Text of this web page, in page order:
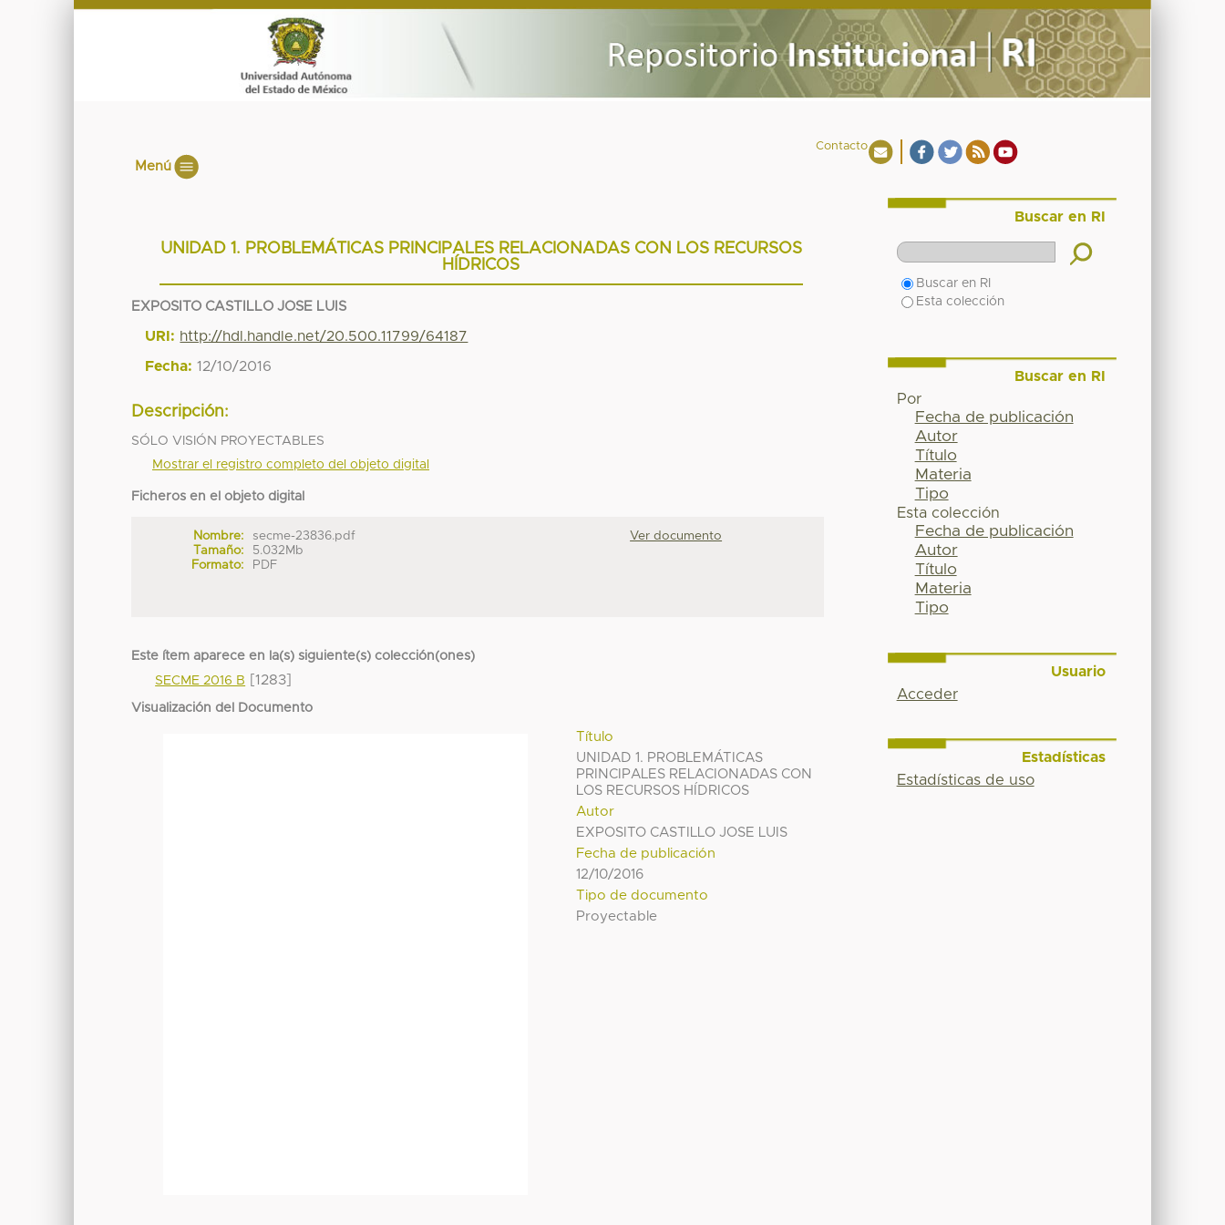
Contacto
Menú
UNIDAD 1. PROBLEMÁTICAS PRINCIPALES RELACIONADAS CON LOS RECURSOS
HÍDRICOS
EXPOSITO CASTILLO JOSE LUIS
URI: http://hdl.handle.net/20.500.11799/64187
Fecha: 12/10/2016
Descripción:
SÓLO VISIÓN PROYECTABLES
Mostrar el registro completo del objeto digital
Ficheros en el objeto digital
Nombre:
secme-23836.pdf
Tamaño:
5.032Mb
Formato:
PDF
Ver documento
Este ítem aparece en la(s) siguiente(s) colección(ones)
SECME 2016 B
[1283]
Visualización del Documento
Título
UNIDAD 1. PROBLEMÁTICAS
PRINCIPALES RELACIONADAS CON
LOS RECURSOS HÍDRICOS
Autor
EXPOSITO CASTILLO JOSE LUIS
Fecha de publicación
12/10/2016
Tipo de documento
Proyectable
Buscar en RI
Buscar en RI
Esta colección
Buscar en RI
Por
Fecha de publicación
Autor
Título
Materia
Tipo
Esta colección
Fecha de publicación
Autor
Título
Materia
Tipo
Usuario
Acceder
Estadísticas
Estadísticas de uso